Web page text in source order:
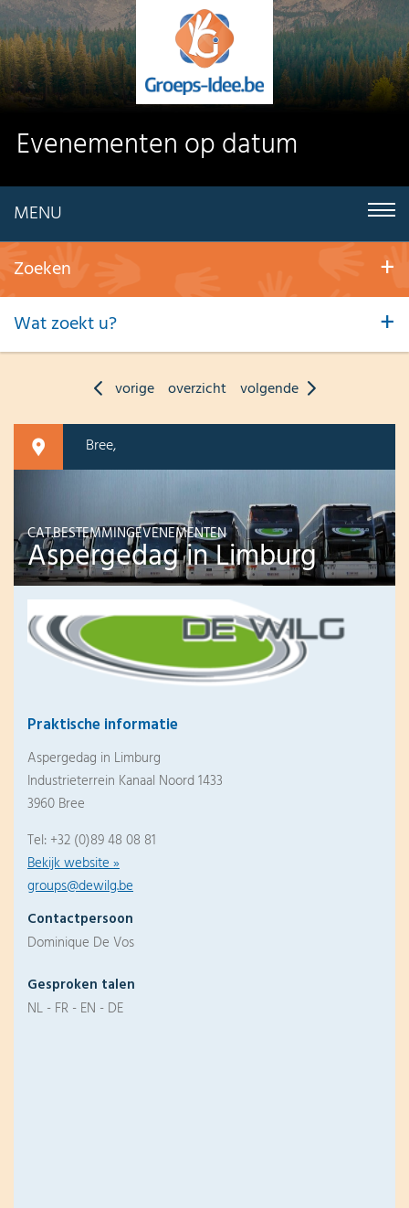
Evenementen op datum
MENU
Zoeken
Wat zoekt u?
vorige overzicht volgende
Bree,
CAT.BESTEMMINGEVENEMENTEN
Aspergedag in Limburg
Praktische informatie
Aspergedag in Limburg
Industrieterrein Kanaal Noord 1433
3960 Bree
Tel: +32 (0)89 48 08 81
Bekijk website »
groups@dewilg.be
Contactpersoon
Dominique De Vos
Gesproken talen
NL - FR - EN - DE